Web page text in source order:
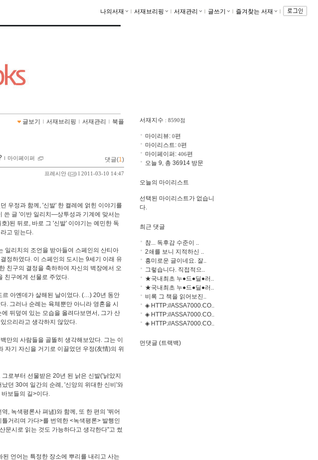
나의서재 ｌ 서재브리핑 ｌ 서재관리 ｌ 글쓰기 ｌ 즐겨찾는 서재 ｌ
글보기 ｌ 서재브리핑 ｌ 서재관리 ｌ 북플
ｌ 마이페이퍼 댓글(1)
프레시안 ( ) l 2011-03-10 14:47
우정과 함께, '신발' 한 켤레에 얽힌 이야기를
쓴 글 '이반 일리치―상투성과 기계에 맞서는
)된 뒤로, 바로 그 '신발' 이야기는 예민한 독
고 믿는다.
일리치의 조언을 받아들여 스페인의 산티아
정하였다. 이 스페인의 도시는 9세기 이래 유
친구의 결정을 축하하여 자신의 벽장에서 오
친구에게 선물로 주었다.
르 아옌데가 살해된 날이었다. (…) 20년 동안
. 그러나 순례는 육체뿐만 아니라 영혼을 시
뒤덮여 있는 모습을 올려다보면서, 그가 산
으리라고 생각하지 않았다.
만의 사람들을 골똘히 생각해보았다. 그는 이
자기 자신을 거기로 이끌었던 우정(友情)의 위
로부터 선물받은 20년 된 낡은 신발('낡았지
던 30여 일간의 순례, '신앙의 위대한 신비'와
보들의 길>이다.
, 녹색평론사 펴냄)와 함께, 또 한 편의 '뛰어
거리며 가다>를 번역한 <녹색평론> 발행인
문시로 읽는 것도 가능하다고 생각한다"고 썼
언어는 특정한 장소에 뿌리를 내리고 사는
서재지수 : 8590점
마이리뷰: 0편
마이리스트: 0편
마이페이퍼: 406편
오늘 9, 총 36914 방문
오늘의 마이리스트
선택된 마이리스트가 없습니
다.
최근 댓글
참... 독후감 수준이 ..
2쇄를 보니 지적하신 ..
흥미로운 글이네요. 잘..
그렇습니다. 직접적으..
★국내최초 누●드●딜●러..
★국내최초 누●드●딜●러..
비록 그 책을 읽어보진..
◈ HTTP://ASSA7000.CO..
◈ HTTP://ASSA7000.CO..
◈ HTTP://ASSA7000.CO..
먼댓글 (트랙백)